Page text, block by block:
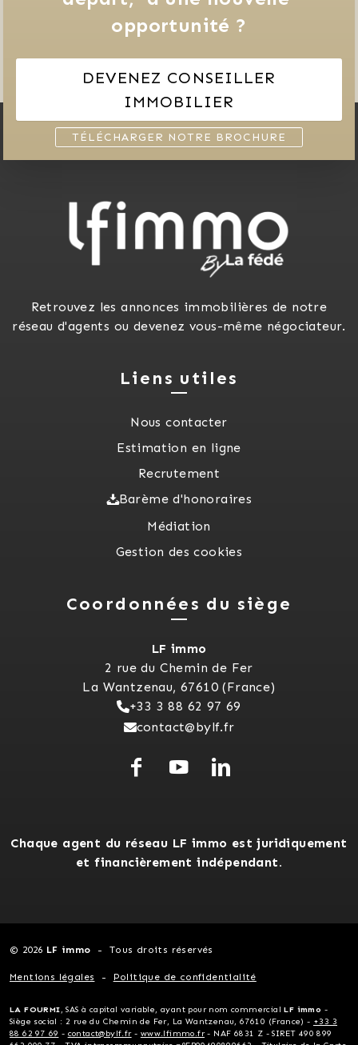
opportunité ?
DEVENEZ CONSEILLER
IMMOBILIER
TÉLÉCHARGER NOTRE BROCHURE
Retrouvez les annonces immobilières de notre
réseau d'agents ou devenez vous-même négociateur.
Liens utiles
Nous contacter
Estimation en ligne
Recrutement
Barème d'honoraires
Médiation
Gestion des cookies
Coordonnées du siège
LF immo
2 rue du Chemin de Fer
La Wantzenau, 67610 (France)
+33 3 88 62 97 69
contact@bylf.fr
Chaque agent du réseau LF immo est juridiquement
et financièrement indépendant.
© 2026 LF immo Tous droits réservés
Mentions légales Politique de confidentialité
LA FOURMI, SAS à capital variable, ayant pour nom commercialLF immo -
Siège social : 2 rue du Chemin de Fer, La Wantzenau, 67610 (France) - +33 3
88 62 97 69 - contact@bylf.fr- www.lfimmo.fr- NAF 6831 Z - SIRET 490 899